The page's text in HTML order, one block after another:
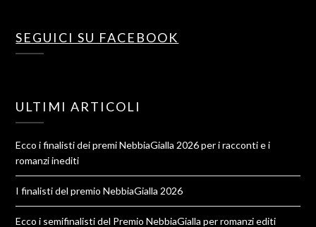
SEGUICI SU FACEBOOK
ULTIMI ARTICOLI
Ecco i finalisti dei premi NebbiaGialla 2026 per i racconti e i
romanzi inediti
I finalisti del premio NebbiaGialla 2026
Ecco i semifinalisti del Premio NebbiaGialla per romanzi editi